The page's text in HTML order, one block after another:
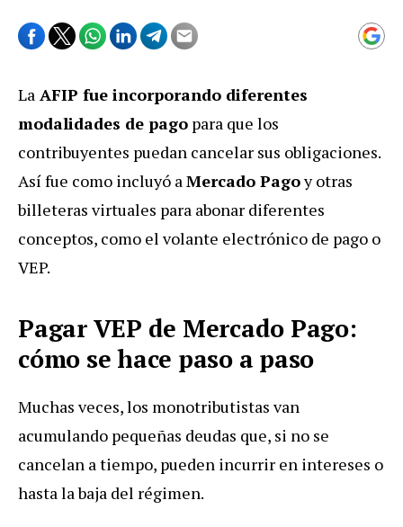
La AFIP fue incorporando diferentes
modalidades de pago para que los
contribuyentes puedan cancelar sus obligaciones.
Así fue como incluyó aMercado Pagoy otras
billeteras virtuales para abonar diferentes
conceptos, como el volante electrónico de pago o
VEP.
Pagar VEP de Mercado Pago:
cómo se hace paso a paso
Muchas veces, los monotributistas van
acumulando pequeñas deudas que, si no se
cancelan a tiempo, pueden incurrir en intereses o
hasta la baja del régimen.